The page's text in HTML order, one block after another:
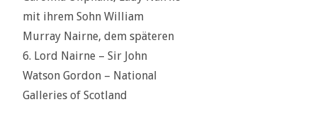
mit ihrem Sohn William
Murray Nairne, dem späteren
6. Lord Nairne – Sir John
Watson Gordon – National
Galleries of Scotland